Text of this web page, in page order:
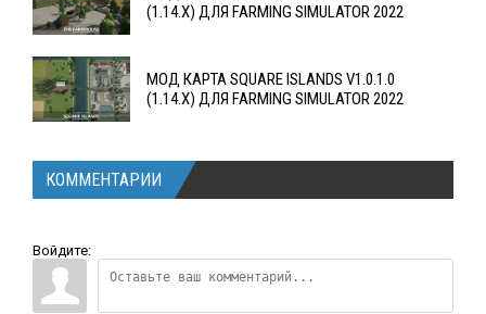
(1.14.X) ДЛЯ FARMING SIMULATOR 2022
МОД КАРТА SQUARE ISLANDS V1.0.1.0
(1.14.X) ДЛЯ FARMING SIMULATOR 2022
КОММЕНТАРИИ
Войдите: